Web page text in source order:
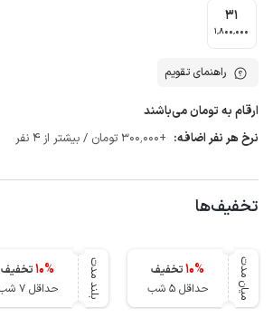
31
1٬800٬000
راهنمای تقویم
ارقام به تومان می‌باشند
نرخ هر نفر اضافه: +300٬000 تومان / بیشتر از 4 نفر
تخفیف‌ها
میان مدت 10%
تخفیف
حداقل 5 شب
بلند مدت 10%
تخفیف
حداقل 7 شب